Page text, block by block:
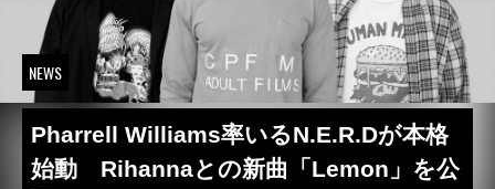
NEWS
Pharrell Williams率いるN.E.R.Dが本格
始動 Rihannaとの新曲「Lemon」を公